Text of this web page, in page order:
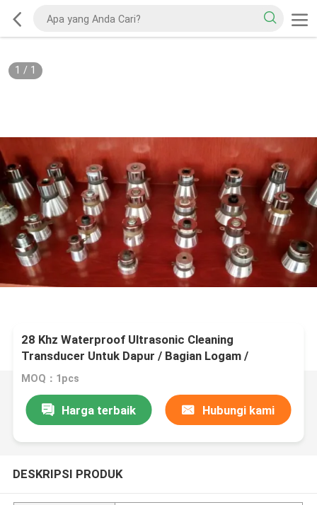
1 / 1
28 Khz Waterproof Ultrasonic Cleaning
Transducer Untuk Dapur / Bagian Logam /
Komponen Presisi
MOQ：1pcs
Harga terbaik Hubungi kami
DESKRIPSI PRODUK